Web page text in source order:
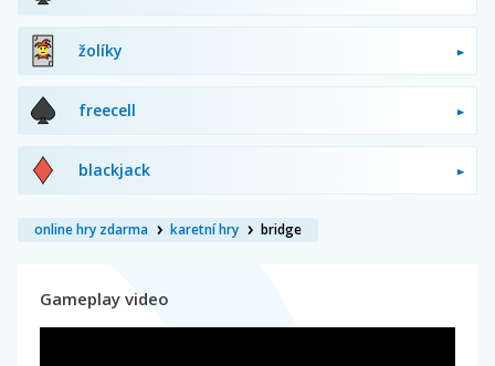
žolíky
freecell
blackjack
online hry zdarma karetní hry bridge
Gameplay video